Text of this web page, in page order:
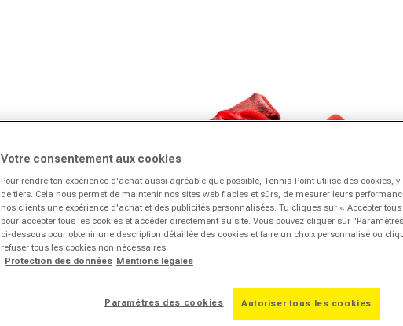
Votre consentement aux cookies
Pour rendre ton expérience d'achat aussi agréable que possible, Tennis-Point utilise des cookies,
de tiers. Cela nous permet de maintenir nos sites web fiables et sûrs, de mesurer leurs
nos clients une expérience d'achat et des publicités personnalisées. Tu cliques sur « Accepter
pour accepter tous les cookies et accéder directement au site. Vous pouvez cliquer sur
ci-dessous pour obtenir une description détaillée des cookies et faire un choix personnalisé ou
refuser tous les cookies non nécessaires.
Protection des données Mentions légales
Paramètres des cookies Autoriser tous les cookies